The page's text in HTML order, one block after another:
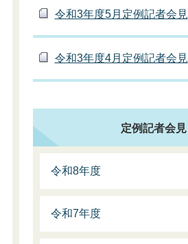
令和3年度5月定例記者会見
令和3年度4月定例記者会見
定例記者会見
令和8年度
令和7年度